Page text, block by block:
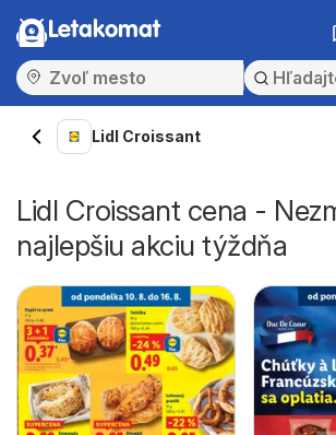
Letakomat
Lidl Croissant
Lidl Croissant cena -
najlepšiu akciu týždňa